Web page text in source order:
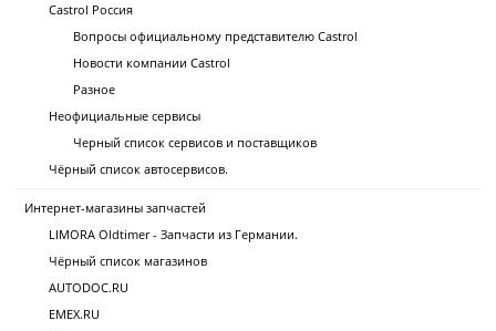
Castrol Россия
Вопросы официальному представителю Castrol
Новости компании Castrol
Разное
Неофициальные сервисы
Черный список сервисов и поставщиков
Чёрный список автосервисов.
Интернет-магазины запчастей
LIMORA Oldtimer - Запчасти из Германии.
Чёрный список магазинов
AUTODOC.RU
EMEX.RU